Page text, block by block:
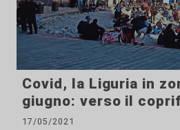
Covid, la Liguria in
giugno: verso il
17/05/2021